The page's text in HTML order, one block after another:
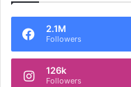
2.1M
Followers
126k
Followers